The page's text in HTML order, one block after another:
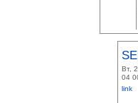
Вт,
04
link